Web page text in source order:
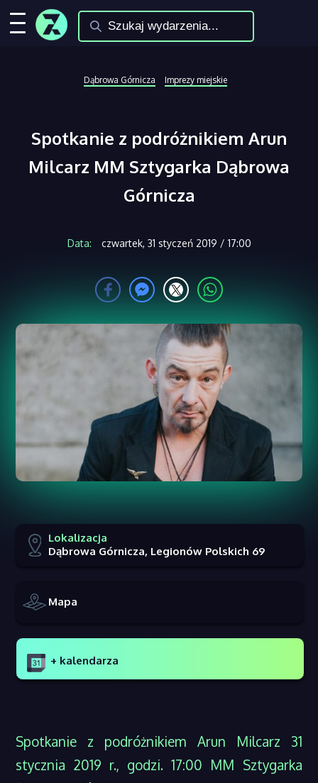
Dąbrowa Górnicza Imprezy miejskie
Spotkanie z podróżnikiem Arun
Milcarz MM Sztygarka Dąbrowa
Górnicza
Data: czwartek, 31 styczeń 2019 / 17:00
Lokalizacja
Dąbrowa Górnicza, Legionów Polskich 69
Mapa
+ kalendarza
Spotkanie z podróżnikiem Arun Milcarz 31
stycznia 2019 r., godzi. 17:00 MM Sztygarka